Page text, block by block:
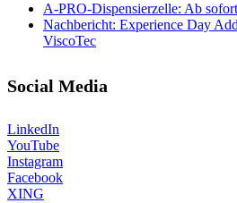
A-PRO-Dispensierzelle: Ab
Nachbericht: Experience Day
ViscoTec
Social Media
LinkedIn
YouTube
Instagram
Facebook
XING